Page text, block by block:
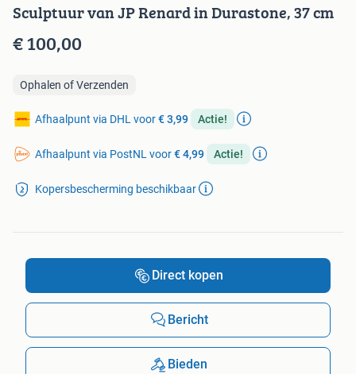
Sculptuur van JP Renard in Durastone, 37 cm
€ 100,00
Ophalen of Verzenden
Afhaalpunt via DHL voor€ 3,99 Actie!
Afhaalpunt via PostNL voor€ 4,99 Actie!
Kopersbescherming beschikbaar
Direct kopen
Bericht
Bieden